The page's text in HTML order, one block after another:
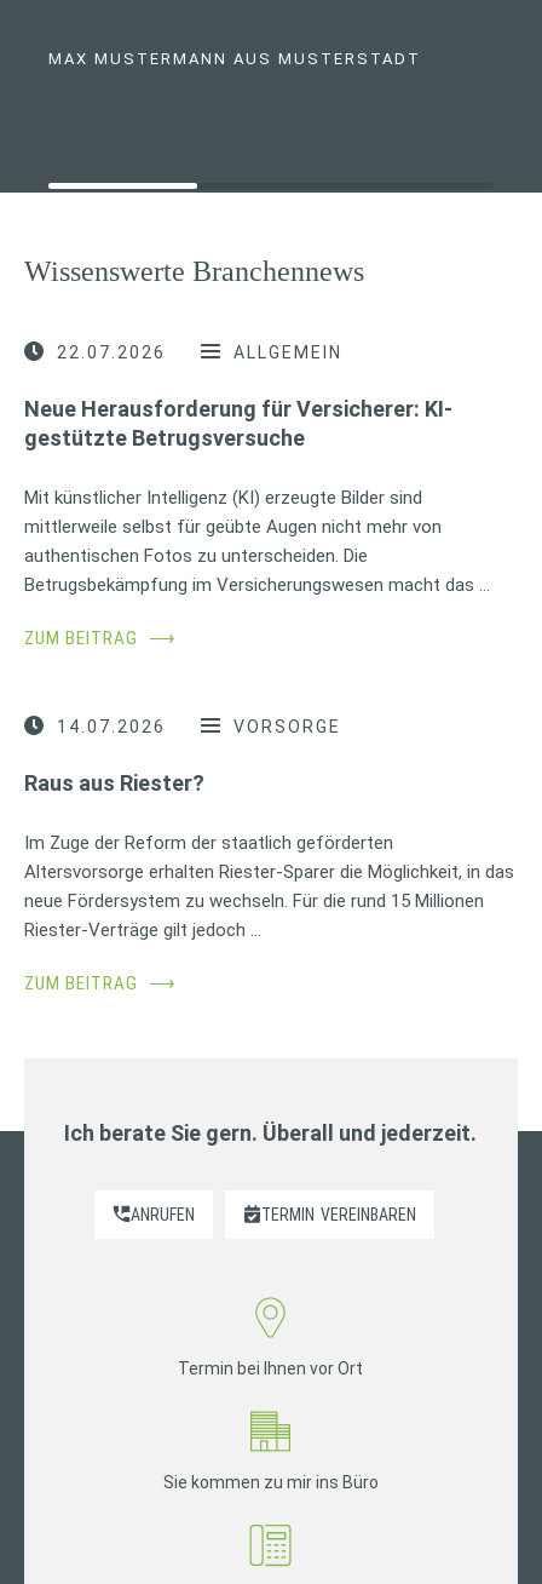
MAX MUSTERMANN AUS MUSTERSTADT
Wissenswerte Branchennews
22.07.2026 ALLGEMEIN
Neue Herausforderung für Versicherer: KI-
gestützte Betrugsversuche
Mit künstlicher Intelligenz (KI) erzeugte Bilder sind
mittlerweile selbst für geübte Augen nicht mehr von
authentischen Fotos zu unterscheiden. Die
Betrugsbekämpfung im Versicherungswesen macht das …
ZUM BEITRAG ⟶
14.07.2026 VORSORGE
Raus aus Riester?
Im Zuge der Reform der staatlich geförderten
Altersvorsorge erhalten Riester-Sparer die Möglichkeit, in das
neue Fördersystem zu wechseln. Für die rund 15 Millionen
Riester-Verträge gilt jedoch …
ZUM BEITRAG ⟶
Ich berate Sie gern. Überall und jederzeit.
ANRUFEN TERMIN VEREINBAREN
Termin bei Ihnen vor Ort
Sie kommen zu mir ins Büro